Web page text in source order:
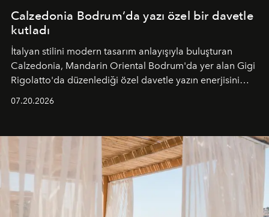
Calzedonia Bodrum’da yazı özel bir davetle
kutladı
İtalyan stilini modern tasarım anlayışıyla buluşturan
Calzedonia, Mandarin Oriental Bodrum'da yer alan Gigi
Rigolatto'da düzenlediği özel davetle yazın enerjisini
07.20.2026